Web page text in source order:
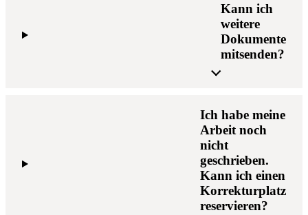
Kann ich
weitere
Dokumente
mitsenden?
Ich habe meine
Arbeit noch
nicht
geschrieben.
Kann ich einen
Korrekturplatz
reservieren?